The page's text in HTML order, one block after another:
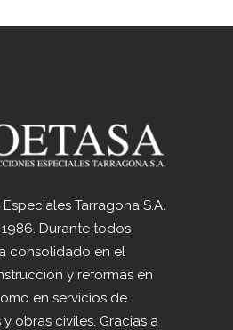
Tarragona S.A.
Durante todos
consolidado en el
y reformas en
en servicios de
obras civiles. Gracias a